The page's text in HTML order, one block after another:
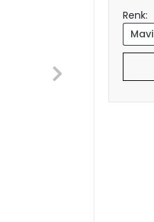
Renk:
Mavi